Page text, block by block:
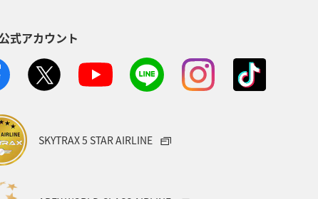
式アカウント
SKYTRAX 5 STAR AIRLINE